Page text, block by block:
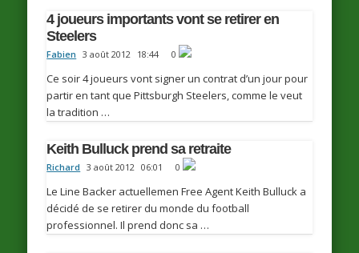
4 joueurs importants vont se retirer en
Steelers
Fabien 3 août 2012 18:44 0
Ce soir 4 joueurs vont signer un contrat d’un jour pour
partir en tant que Pittsburgh Steelers, comme le veut
la tradition …
Keith Bulluck prend sa retraite
Richard 3 août 2012 06:01 0
Le Line Backer actuellemen Free Agent Keith Bulluck a
décidé de se retirer du monde du football
professionnel. Il prend donc sa …